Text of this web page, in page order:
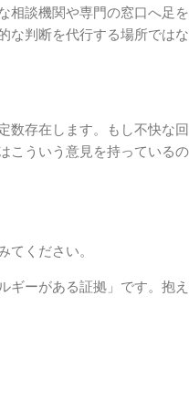
談機関や専門の窓口へ足
判断を代行する場所では
数存在します。もし不快な
こういう意見を持っている
てください。
ーがある証拠」です。抱